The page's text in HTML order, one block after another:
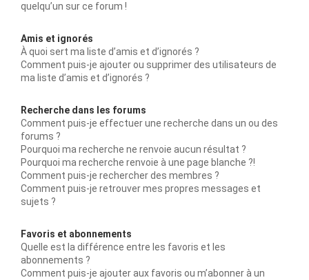
quelqu’un sur ce forum !
Amis et ignorés
À quoi sert ma liste d’amis et d’ignorés ?
Comment puis-je ajouter ou supprimer des utilisateurs de
ma liste d’amis et d’ignorés ?
Recherche dans les forums
Comment puis-je effectuer une recherche dans un ou des
forums ?
Pourquoi ma recherche ne renvoie aucun résultat ?
Pourquoi ma recherche renvoie à une page blanche ?!
Comment puis-je rechercher des membres ?
Comment puis-je retrouver mes propres messages et
sujets ?
Favoris et abonnements
Quelle est la différence entre les favoris et les
abonnements ?
Comment puis-je ajouter aux favoris ou m’abonner à un